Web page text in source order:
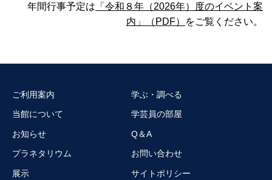
年間行事予定は 「令和８年（2026年）度のイベント案
内」（PDF）
をご覧ください。
ご利用案内
当館について
お知らせ
プラネタリウム
展示
学ぶ・調べる
学芸員の部屋
Q＆A
お問い合わせ
サイトポリシー